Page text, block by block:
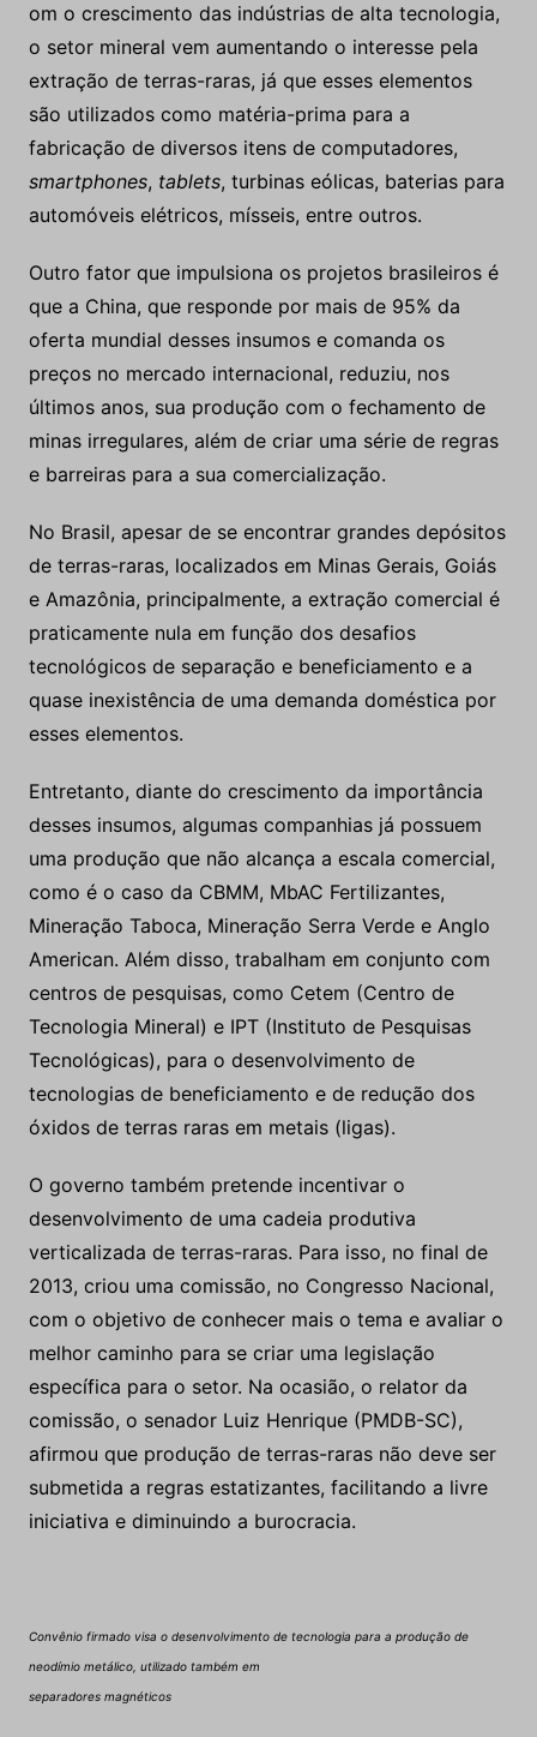
om o crescimento das indústrias de alta tecnologia,
o setor mineral vem aumentando o interesse pela
extração de terras-raras, já que esses elementos
são utilizados como matéria-prima para a
fabricação de diversos itens de computadores,
smartphones, tablets, turbinas eólicas, baterias para
automóveis elétricos, mísseis, entre outros.
Outro fator que impulsiona os projetos brasileiros é
que a China, que responde por mais de 95% da
oferta mundial desses insumos e comanda os
preços no mercado internacional, reduziu, nos
últimos anos, sua produção com o fechamento de
minas irregulares, além de criar uma série de regras
e barreiras para a sua comercialização.
No Brasil, apesar de se encontrar grandes depósitos
de terras-raras, localizados em Minas Gerais, Goiás
e Amazônia, principalmente, a extração comercial é
praticamente nula em função dos desafios
tecnológicos de separação e beneficiamento e a
quase inexistência de uma demanda doméstica por
esses elementos.
Entretanto, diante do crescimento da importância
desses insumos, algumas companhias já possuem
uma produção que não alcança a escala comercial,
como é o caso da CBMM, MbAC Fertilizantes,
Mineração Taboca, Mineração Serra Verde e Anglo
American. Além disso, trabalham em conjunto com
centros de pesquisas, como Cetem (Centro de
Tecnologia Mineral) e IPT (Instituto de Pesquisas
Tecnológicas), para o desenvolvimento de
tecnologias de beneficiamento e de redução dos
óxidos de terras raras em metais (ligas).
O governo também pretende incentivar o
desenvolvimento de uma cadeia produtiva
verticalizada de terras-raras. Para isso, no final de
2013, criou uma comissão, no Congresso Nacional,
com o objetivo de conhecer mais o tema e avaliar o
melhor caminho para se criar uma legislação
específica para o setor. Na ocasião, o relator da
comissão, o senador Luiz Henrique (PMDB-SC),
afirmou que produção de terras-raras não deve ser
submetida a regras estatizantes, facilitando a livre
iniciativa e diminuindo a burocracia.
Convênio firmado visa o desenvolvimento de tecnologia para a produção de
neodímio metálico, utilizado também em
separadores magnéticos